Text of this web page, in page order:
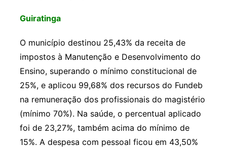
Guiratinga
O município destinou 25,43% da receita de
impostos à Manutenção e Desenvolvimento do
Ensino, superando o mínimo constitucional de
25%, e aplicou 99,68% dos recursos do Fundeb
na remuneração dos profissionais do magistério
(mínimo 70%). Na saúde, o percentual aplicado
foi de 23,27%, também acima do mínimo de
15%. A despesa com pessoal ficou em 43,50%